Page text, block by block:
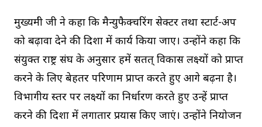
मुख्यमंत्री जी ने कहा कि मैन्युफैक्चरिंग सेक्टर तथा स्टार्ट-अप
को बढ़ावा देने की दिशा में कार्य किया जाए। उन्होंने कहा कि
संयुक्त राष्ट्र संघ के अनुसार हमें सतत् विकास लक्ष्यों को प्राप्त
करने के लिए बेहतर परिणाम प्राप्त करते हुए आगे बढ़ना है।
विभागीय स्तर पर लक्ष्यों का निर्धारण करते हुए उन्हें प्राप्त
करने की दिशा में लगातार प्रयास किए जाएं। उन्होंने नियोजन